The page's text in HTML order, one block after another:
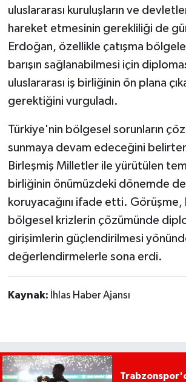
uluslararası kuruluşların ve
hareket etmesinin gerekliliği de
Erdoğan, özellikle çatışma
barışın sağlanabilmesi için
uluslararası iş birliğinin ön plana
gerektiğini vurguladı.
Türkiye'nin bölgesel sorunların
sunmaya devam edeceğini
Birleşmiş Milletler ile yürütülen
birliğinin önümüzdeki dönemde
koruyacağını ifade etti. Görüşme,
bölgesel krizlerin çözümünde
girişimlerin güçlendirilmesi
değerlendirmelerle sona erdi.
Kaynak: İhlas Haber Ajansı